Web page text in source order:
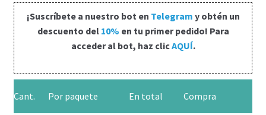
Mi cuenta
Pago
Política de privacidad
¡Suscríbete a nuestro bot en Telegram y obtén un
descuento del 10% en tu primer pedido! Para
acceder al bot, haz clicAQUÍ.
Cant. Por paquete En total Compra